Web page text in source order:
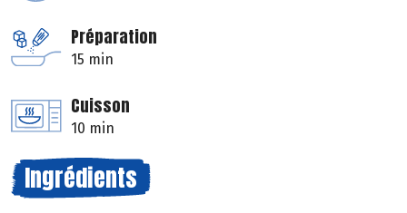
Préparation
15 min
Cuisson
10 min
Ingrédients